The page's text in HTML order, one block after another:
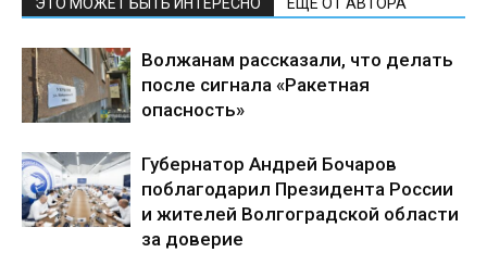
Волжанам рассказали, что делать
после сигнала «Ракетная
опасность»
Губернатор Андрей Бочаров
поблагодарил Президента России
и жителей Волгоградской области
за доверие